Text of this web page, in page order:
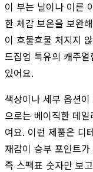
이 부는 날이나 이른
한 체감 보온을 보완
이 흐물흐물 처지지
드집업 특유의 캐주
있어요.
색상이나 세부 옵션
으로는 베이직한 데
여요. 이런 제품은 디
재감이 승부 포인트
즉 스펙표 숫자만 보